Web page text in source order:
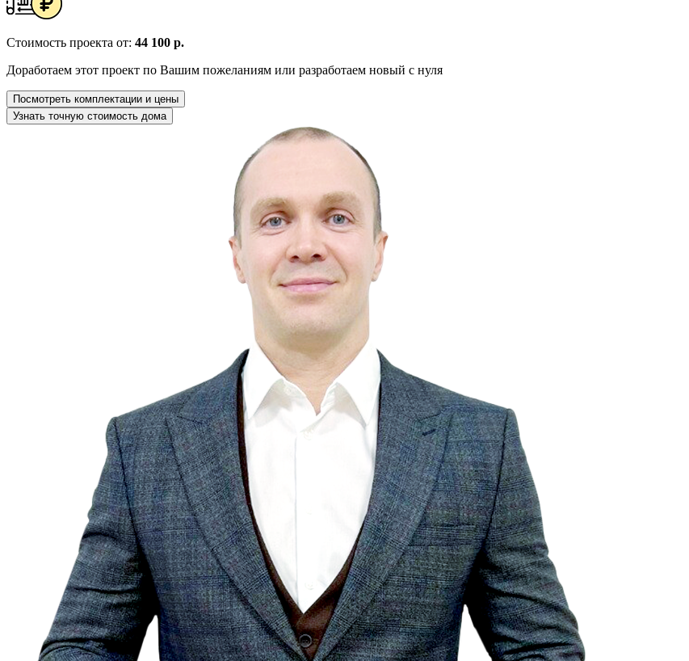
Стоимость проекта от: 44 100 р.
Доработаем этот проект по Вашим пожеланиям или разработаем новый с нуля
Посмотреть комплектации и цены
Узнать точную стоимость дома